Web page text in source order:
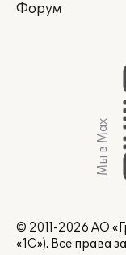
Форум
Мы в Max
© 2011-2026 АО
«1С»). Все права